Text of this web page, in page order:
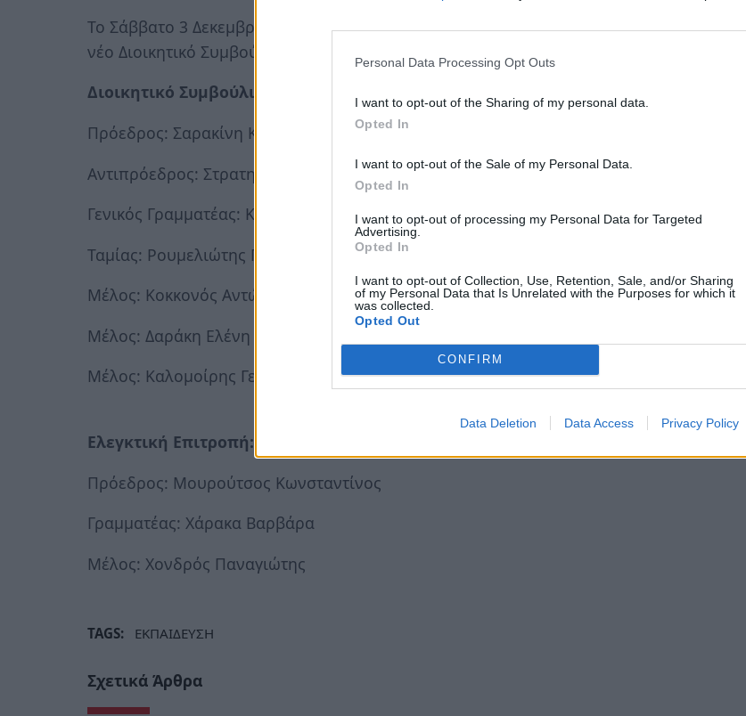
Personal Data Processing Opt Outs
I want to opt-out of the Sharing of my personal data.
Opted In
I want to opt-out of the Sale of my Personal Data.
Opted In
I want to opt-out of processing my Personal Data for Targeted
Advertising.
Opted In
I want to opt-out of Collection, Use, Retention, Sale, and/or Sharing
of my Personal Data that Is Unrelated with the Purposes for which it
was collected.
Opted Out
CONFIRM
Data Deletion Data Access Privacy Policy
Το Σάββατο 3 Δεκεμβρίου 2016, στα γραφεία του συλλόγου συγκροτήθηκαν σε σώμα το
νέο Διοικητικό Συμβούλιο και η Ελεγκτική Επιτροπή.
Διοικητικό Συμβούλιο:
Πρόεδρος: Σαρακίνη Κονδυλία
Αντιπρόεδρος: Στρατηγάκης Μιχαήλ
Γενικός Γραμματέας: Καψάλης Θεόδωρος
Ταμίας: Ρουμελιώτης Γεώργιος
Μέλος: Κοκκονός Αντώνιος
Μέλος: Δαράκη Ελένη
Μέλος: Καλομοίρης Γεώργιος
Ελεγκτική Επιτροπή:
Πρόεδρος: Μουρούτσος Κωνσταντίνος
Γραμματέας: Χάρακα Βαρβάρα
Μέλος: Χονδρός Παναγιώτης
TAGS: ΕΚΠΑΙΔΕΥΣΗ
Σχετικά Άρθρα